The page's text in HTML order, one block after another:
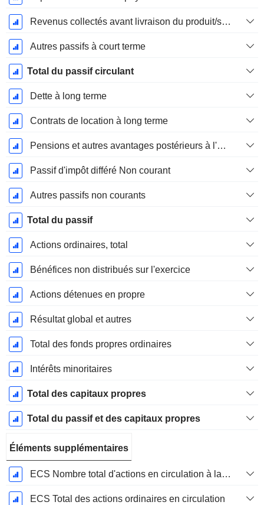
Revenus collectés avant livraison du produit/service
Autres passifs à court terme
Total du passif circulant
Dette à long terme
Contrats de location à long terme
Pensions et autres avantages postérieurs à l'emploi
Passif d'impôt différé Non courant
Autres passifs non courants
Total du passif
Actions ordinaires, total
Bénéfices non distribués sur l'exercice
Actions détenues en propre
Résultat global et autres
Total des fonds propres ordinaires
Intérêts minoritaires
Total des capitaux propres
Total du passif et des capitaux propres
Éléments supplémentaires
ECS Nombre total d'actions en circulation à la date de dépôt
ECS Total des actions ordinaires en circulation